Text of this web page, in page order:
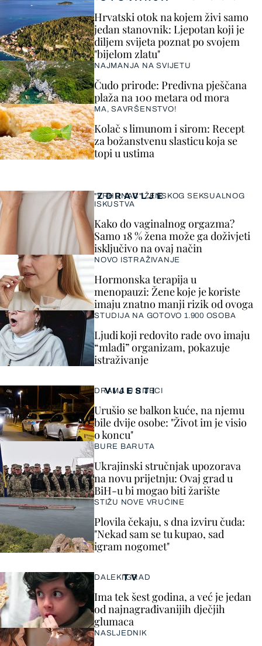
VIJESTI
DRAMA U RIJECI
Urušio se balkon kuće, na njemu
bile dvije osobe: "Život im je visio
o koncu"
BURE BARUTA
Ukrajinski stručnjak upozorava
na novu prijetnju: Ovaj grad u
BiH-u bi mogao biti žarište
STIŽU NOVE VRUĆINE
Plovila čekaju, s dna izviru čuda:
"Nekad sam se tu kupao, sad
igram nogomet"
ZDRAVLJE
"VRHUNAC" ŽENSKOG SEKSUALNOG
ISKUSTVA
Kako do vaginalnog orgazma?
Samo 18 % žena može ga doživjeti
isključivo na ovaj način
NOVO ISTRAŽIVANJE
Hormonska terapija u
menopauzi: Žene koje je koriste
imaju znatno manji rizik od ovoga
STUDIJA NA GOTOVO 1.900 OSOBA
Ljudi koji redovito rade ovo imaju
“mlađi” organizam, pokazuje
istraživanje
TV
DALEKI GRAD
Ima tek šest godina, a već je jedan
od najnagrađivanijih dječjih
glumaca
NASLJEDNIK
Hrvatski otok na kojem živi samo
jedan stanovnik: Ljepotan koji je
diljem svijeta poznat po svojem
"bijelom zlatu"
NAJMANJA NA SVIJETU
Čudo prirode: Predivna pješčana
plaža na 100 metara od mora
MA, SAVRŠENSTVO!
Kolač s limunom i sirom: Recept
za božanstvenu slasticu koja se
topi u ustima